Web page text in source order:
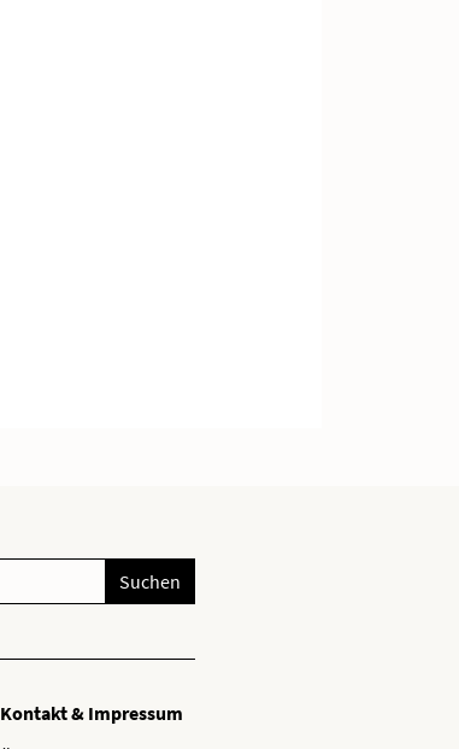
Suchen
Kontakt & Impressum